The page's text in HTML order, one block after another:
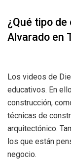
¿Qué tipo
Alvarado en
Los videos de
educativos. En
construcción,
técnicas de
arquitectónico.
los que están
negocio.